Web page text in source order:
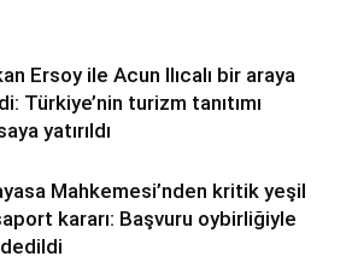
Ersoy ile Acun Ilıcalı bir araya
Türkiye’nin turizm tanıtımı
yatırıldı
Mahkemesi’nden kritik yeşil
kararı: Başvuru oybirliğiyle